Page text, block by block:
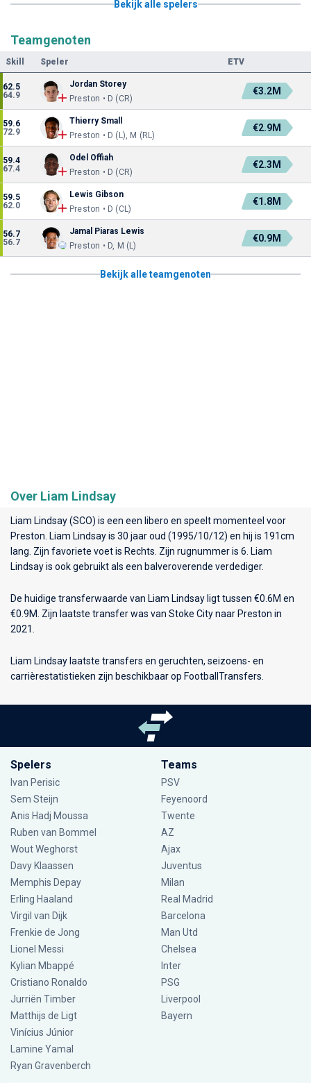
Bekijk alle spelers
Teamgenoten
Skill Speler ETV
62.5
64.9
Jordan Storey
Preston • D (CR)
€3.2M
59.6
72.9
Thierry Small
Preston • D (L), M (RL)
€2.9M
59.4
67.4
Odel Offiah
Preston • D (CR)
€2.3M
59.5
62.0
Lewis Gibson
Preston • D (CL)
€1.8M
56.7
56.7
Jamal Piaras Lewis
Preston • D, M (L)
€0.9M
Bekijk alle teamgenoten
Over Liam Lindsay
Liam Lindsay (SCO) is een een libero en speelt momenteel voor
Preston . Liam Lindsay is 30 jaar oud (1995/10/12) en hij is 191cm
lang. Zijn favoriete voet is Rechts. Zijn rugnummer is 6. Liam
Lindsay is ook gebruikt als een balveroverende verdediger.
De huidige transferwaarde van Liam Lindsay ligt tussen €0.6M en
€0.9M. Zijn laatste transfer was van Stoke City naar Preston in
2021.
Liam Lindsay laatste transfers en geruchten, seizoens- en
carrièrestatistieken zijn beschikbaar op FootballTransfers.
Spelers
Ivan Perisic
Sem Steijn
Anis Hadj Moussa
Ruben van Bommel
Wout Weghorst
Davy Klaassen
Memphis Depay
Erling Haaland
Virgil van Dijk
Frenkie de Jong
Lionel Messi
Kylian Mbappé
Cristiano Ronaldo
Jurriën Timber
Matthijs de Ligt
Vinícius Júnior
Lamine Yamal
Ryan Gravenberch
Teams
PSV
Feyenoord
Twente
AZ
Ajax
Juventus
Milan
Real Madrid
Barcelona
Man Utd
Chelsea
Inter
PSG
Liverpool
Bayern